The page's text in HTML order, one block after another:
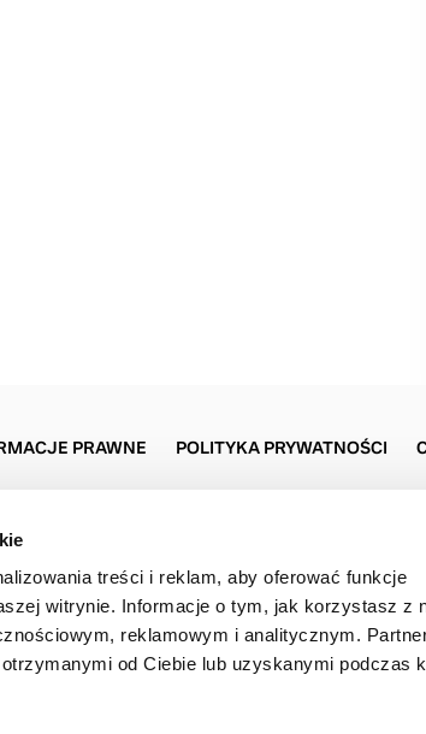
treści i reklam, aby oferować funkcje
witrynie. Informacje o tym, jak korzystasz z
reklamowym i analitycznym.
od Ciebie lub uzyskanymi podczas
PRAWNE POLITYKA PRYWATNOŚCI
00-693 Warszawa
22 777 00 77